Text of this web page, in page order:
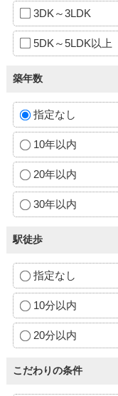
3DK～3LDK
5DK～5LDK以上
築年数
指定なし
10年以内
20年以内
30年以内
駅徒歩
指定なし
10分以内
20分以内
こだわりの条件